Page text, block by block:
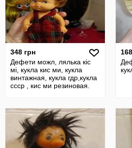
348 грн
Дефети можл, лялька кіс
мі, кукла кис ми, кукла
винтажная, кукла гдр,кукла
ссср , кис ми резиновая.